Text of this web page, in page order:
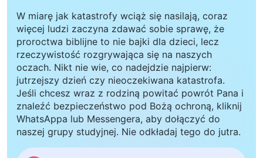
W miarę jak katastrofy wciąż się nasilają, coraz
więcej ludzi zaczyna zdawać sobie sprawę, że
proroctwa biblijne to nie bajki dla dzieci, lecz
rzeczywistość rozgrywająca się na naszych
oczach. Nikt nie wie, co nadejdzie najpierw:
jutrzejszy dzień czy nieoczekiwana katastrofa.
Jeśli chcesz wraz z rodziną powitać powrót Pana i
znaleźć bezpieczeństwo pod Bożą ochroną, kliknij
WhatsAppa lub Messengera, aby dołączyć do
naszej grupy studyjnej. Nie odkładaj tego do jutra.